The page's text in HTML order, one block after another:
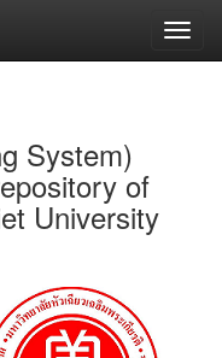
System)
of
University